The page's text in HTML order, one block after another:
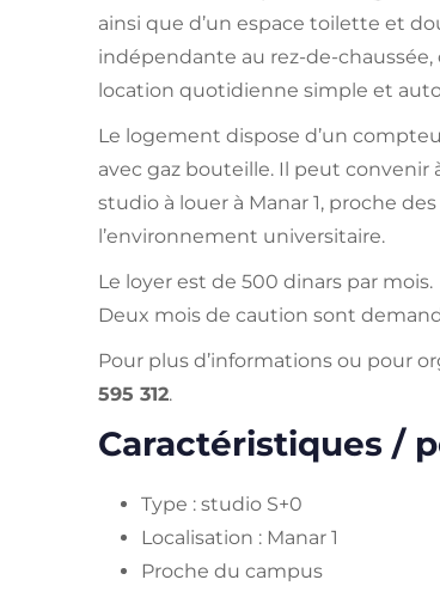
ainsi que d’un espace toilette et
indépendante au rez-de-
location quotidienne simple et
Le logement dispose d’un
avec gaz bouteille. Il peut
studio à louer à Manar 1, proche
l’environnement universitaire.
Le loyer est de 500 dinars par mois.
Deux mois de caution sont
Pour plus d’informations ou pour
595 312.
Caractéristiques /
Type : studio S+0
Localisation : Manar 1
Proche du campus